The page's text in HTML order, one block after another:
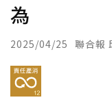
為
2025/04/25 聯合報